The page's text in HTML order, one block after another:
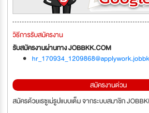
วิธีการรับสมัครงาน
รับสมัครงานผ่านทาง JOBBKK.COM
สมัครงานด่วน
สมัครด้วยเรซูเม่รูปแบบเต็ม จากระบบสมาชิก